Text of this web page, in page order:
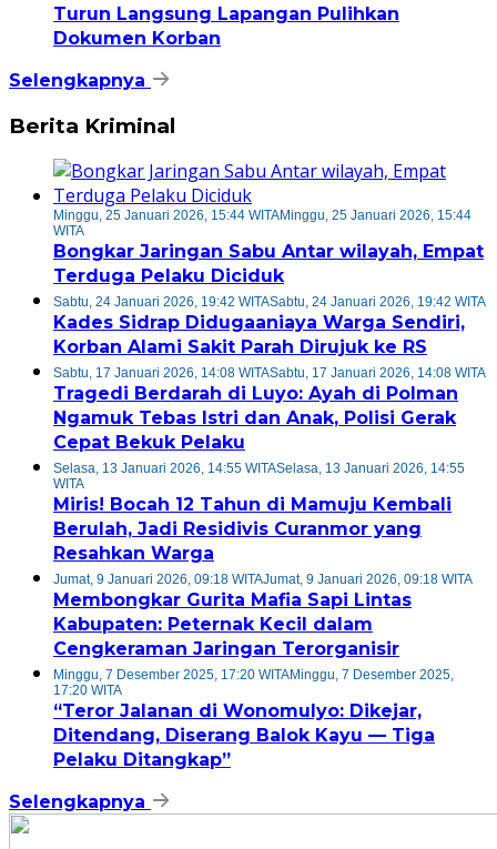
Turun Langsung Lapangan Pulihkan
Dokumen Korban
Selengkapnya
Berita Kriminal
Minggu, 25 Januari 2026, 15:44 WITAMinggu, 25 Januari 2026, 15:44
WITA
Bongkar Jaringan Sabu Antar wilayah, Empat
Terduga Pelaku Diciduk
Sabtu, 24 Januari 2026, 19:42 WITASabtu, 24 Januari 2026, 19:42 WITA
Kades Sidrap Didugaaniaya Warga Sendiri,
Korban Alami Sakit Parah Dirujuk ke RS
Sabtu, 17 Januari 2026, 14:08 WITASabtu, 17 Januari 2026, 14:08 WITA
Tragedi Berdarah di Luyo: Ayah di Polman
Ngamuk Tebas Istri dan Anak, Polisi Gerak
Cepat Bekuk Pelaku
Selasa, 13 Januari 2026, 14:55 WITASelasa, 13 Januari 2026, 14:55
WITA
Miris! Bocah 12 Tahun di Mamuju Kembali
Berulah, Jadi Residivis Curanmor yang
Resahkan Warga
Jumat, 9 Januari 2026, 09:18 WITAJumat, 9 Januari 2026, 09:18 WITA
Membongkar Gurita Mafia Sapi Lintas
Kabupaten: Peternak Kecil dalam
Cengkeraman Jaringan Terorganisir
Minggu, 7 Desember 2025, 17:20 WITAMinggu, 7 Desember 2025,
17:20 WITA
“Teror Jalanan di Wonomulyo: Dikejar,
Ditendang, Diserang Balok Kayu — Tiga
Pelaku Ditangkap”
Selengkapnya